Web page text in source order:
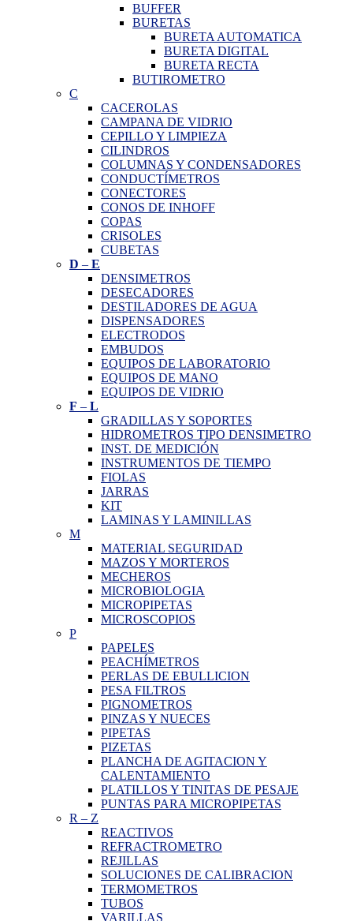
BUFFER
BURETAS
BURETA AUTOMATICA
BURETA DIGITAL
BURETA RECTA
BUTIROMETRO
C
CACEROLAS
CAMPANA DE VIDRIO
CEPILLO Y LIMPIEZA
CILINDROS
COLUMNAS Y CONDENSADORES
CONDUCTÍMETROS
CONECTORES
CONOS DE INHOFF
COPAS
CRISOLES
CUBETAS
D – E
DENSIMETROS
DESECADORES
DESTILADORES DE AGUA
DISPENSADORES
ELECTRODOS
EMBUDOS
EQUIPOS DE LABORATORIO
EQUIPOS DE MANO
EQUIPOS DE VIDRIO
F – L
GRADILLAS Y SOPORTES
HIDROMETROS TIPO DENSIMETRO
INST. DE MEDICIÓN
INSTRUMENTOS DE TIEMPO
FIOLAS
JARRAS
KIT
LAMINAS Y LAMINILLAS
M
MATERIAL SEGURIDAD
MAZOS Y MORTEROS
MECHEROS
MICROBIOLOGIA
MICROPIPETAS
MICROSCOPIOS
P
PAPELES
PEACHÍMETROS
PERLAS DE EBULLICION
PESA FILTROS
PIGNOMETROS
PINZAS Y NUECES
PIPETAS
PIZETAS
PLANCHA DE AGITACION Y
CALENTAMIENTO
PLATILLOS Y TINITAS DE PESAJE
PUNTAS PARA MICROPIPETAS
R – Z
REACTIVOS
REFRACTROMETRO
REJILLAS
SOLUCIONES DE CALIBRACION
TERMOMETROS
TUBOS
VARILLAS